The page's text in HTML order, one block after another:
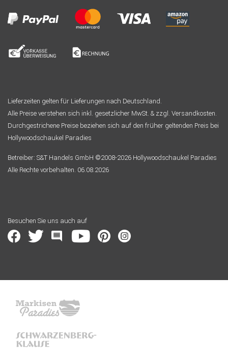
Lieferzeiten gelten für Lieferungen nach Deutschland.
Alle Preise verstehen sich inkl. gesetzlicher MwSt. & zzgl. Versandkosten.
Durchgestrichene Preise beziehen sich auf den früher geltenden Preis bei
Hollywoodschaukel Paradies
Betreiber: S&T Handels GmbH ©2008-2026 Hollywoodschaukel Paradies
Alle Rechte vorbehalten. 06.08.2026
Besuchen Sie uns auch auf